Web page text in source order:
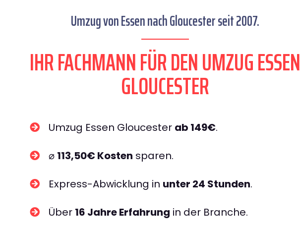
Umzug von Essen nach Gloucester seit 2007.
IHR FACHMANN FÜR DEN UMZUG ESSEN
GLOUCESTER
Umzug Essen Gloucester ab 149€.
⌀ 113,50€ Kosten sparen.
Express-Abwicklung in unter 24 Stunden.
Über 16 Jahre Erfahrung in der Branche.